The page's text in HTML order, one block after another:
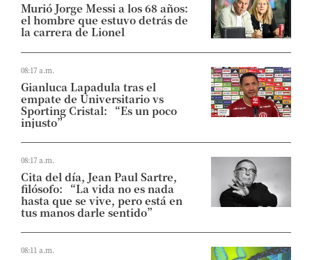
Murió Jorge Messi a los 68 años:
el hombre que estuvo detrás de
la carrera de Lionel
08:17 a.m.
Gianluca Lapadula tras el
empate de Universitario vs
Sporting Cristal: “Es un poco
injusto”
08:17 a.m.
Cita del día, Jean Paul Sartre,
filósofo: “La vida no es nada
hasta que se vive, pero está en
tus manos darle sentido”
08:11 a.m.